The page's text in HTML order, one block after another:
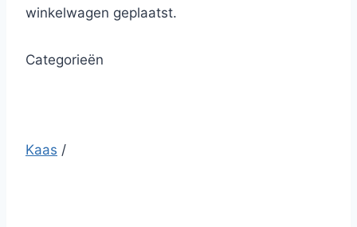
winkelwagen geplaatst.
Categorieën
Kaas /